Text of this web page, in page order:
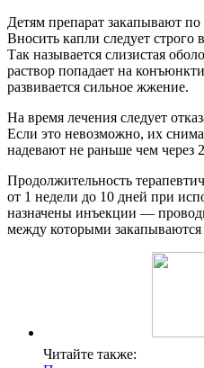
Детям препарат закапывают
Вносить капли следует
Так называется слизистая
раствор попадает на
развивается сильное жжение.
На время лечения следует
Если это невозможно, их
надевают не раньше чем через
Продолжительность
от 1 недели до 10 дней при
назначены инъекции —
между которыми закапываются
Читайте также: